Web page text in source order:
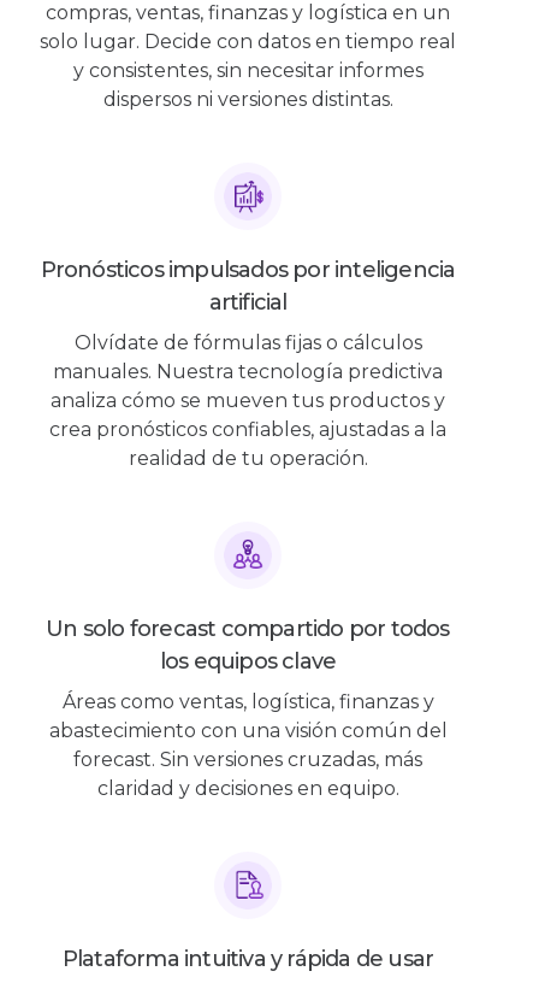
compras, ventas, finanzas y logística en un
solo lugar. Decide con datos en tiempo real
y consistentes, sin necesitar informes
dispersos ni versiones distintas.
Pronósticos impulsados por inteligencia
artificial
Olvídate de fórmulas fijas o cálculos
manuales. Nuestra tecnología predictiva
analiza cómo se mueven tus productos y
crea pronósticos confiables, ajustadas a la
realidad de tu operación.
Un solo forecast compartido por todos
los equipos clave
Áreas como ventas, logística, finanzas y
abastecimiento con una visión común del
forecast. Sin versiones cruzadas, más
claridad y decisiones en equipo.
Plataforma intuitiva y rápida de usar